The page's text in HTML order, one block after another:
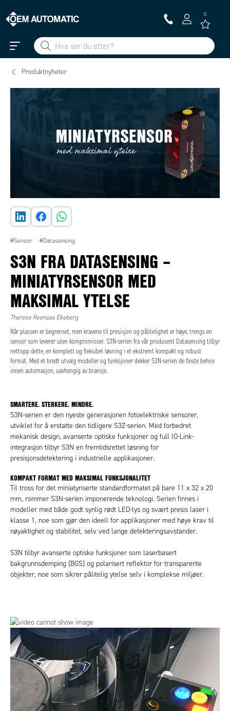
0
Produktnyheter
#Sensor #Datasensing
S3N FRA DATASENSING –
MINIATYRSENSOR MED
MAKSIMAL YTELSE
Therese Reenaas Ekeberg
Når plassen er begrenset, men kravene til presisjon og pålitelighet er høye, trengs en
sensor som leverer uten kompromisser. S3N-serien fra vår produsent Datasensing tilbyr
nettopp dette, en komplett og fleksibel løsning i et ekstremt kompakt og robust
format. Med et bredt utvalg modeller og funksjoner dekker S3N-serien de fleste behov
innen automasjon, uavhengig av bransje.
SMARTERE. STERKERE. MINDRE.
S3N-serien er den nyeste generasjonen fotoelektriske sensorer,
utviklet for å erstatte den tidligere S3Z-serien. Med forbedret
mekanisk design, avanserte optiske funksjoner og full IO-Link-
integrasjon tilbyr S3N en fremtidsrettet løsning for
presisjonsdetektering i industrielle applikasjoner.
KOMPAKT FORMAT MED MAKSIMAL FUNKSJONALITET
Til tross for det miniatyriserte standardformatet på bare 11 x 32 x 20
mm, rommer S3N-serien imponerende teknologi. Serien finnes i
modeller med både godt synlig rødt LED-lys og svært presis laser i
klasse 1, noe som gjør den ideell for applikasjoner med høye krav til
nøyaktighet og stabilitet, selv ved lange detekteringsavstander.
S3N tilbyr avanserte optiske funksjoner som laserbasert
bakgrunnsdemping (BGS) og polarisert reflektor for transparente
objekter, noe som sikrer pålitelig ytelse selv i komplekse miljøer.